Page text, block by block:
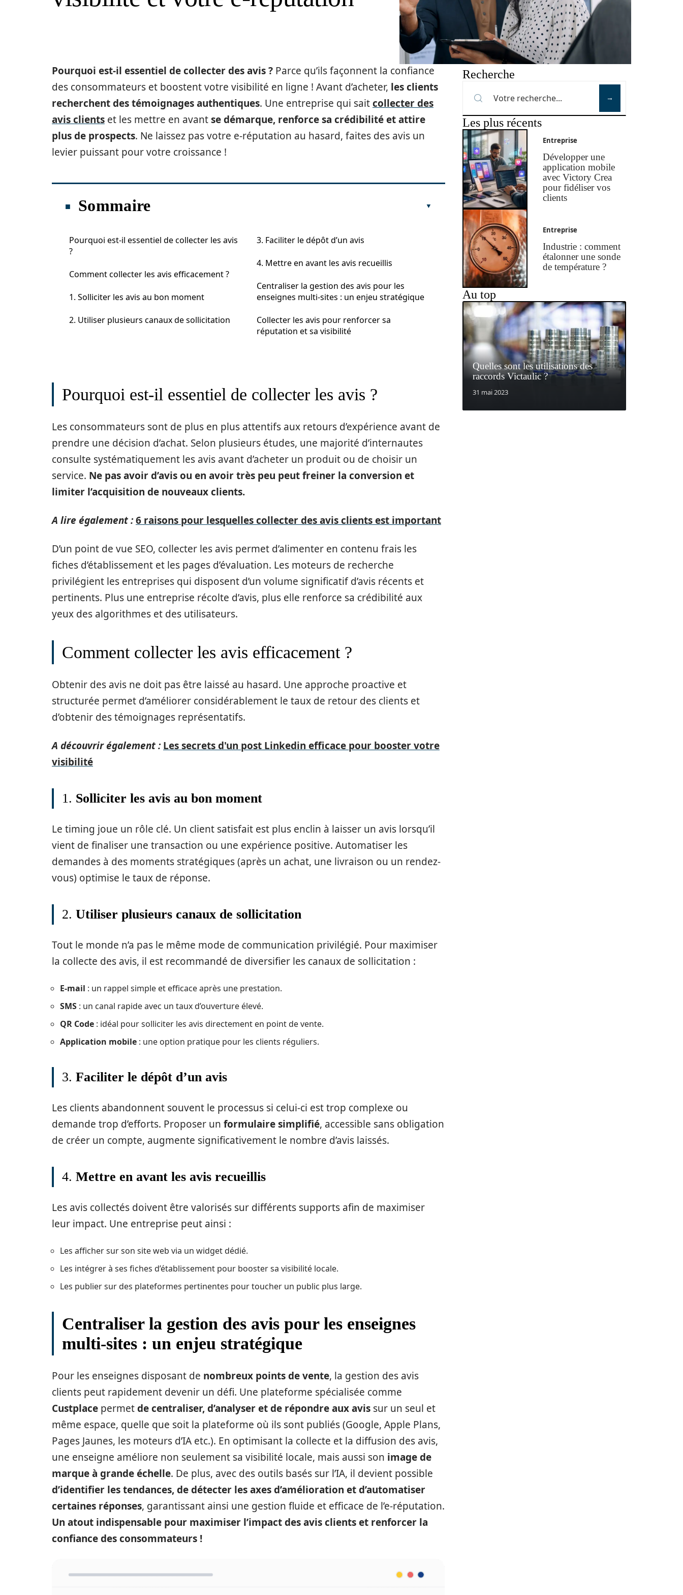
Pourquoi est-il essentiel de collecter des avis ? Parce qu’ils façonnent la confiance
des consommateurs et boostent votre visibilité en ligne ! Avant d’acheter, les clients
recherchent des témoignages authentiques. Une entreprise qui saitcollecter des
avis clients et les mettre en avantse démarque, renforce sa crédibilité et attire
plus de prospects. Ne laissez pas votre e-réputation au hasard, faites des avis un
levier puissant pour votre croissance !
Sommaire
Pourquoi est-il essentiel de collecter les avis
?
Comment collecter les avis efficacement ?
1. Solliciter les avis au bon moment
2. Utiliser plusieurs canaux de sollicitation
3. Faciliter le dépôt d’un avis
4. Mettre en avant les avis recueillis
Centraliser la gestion des avis pour les
enseignes multi-sites : un enjeu stratégique
Collecter les avis pour renforcer sa
réputation et sa visibilité
Pourquoi est-il essentiel de collecter les avis ?
Les consommateurs sont de plus en plus attentifs aux retours d’expérience avant de
prendre une décision d’achat. Selon plusieurs études, une majorité d’internautes
consulte systématiquement les avis avant d’acheter un produit ou de choisir un
service. Ne pas avoir d’avis ou en avoir très peu peut freiner la conversion et
limiter l’acquisition de nouveaux clients.
A lire également :6 raisons pour lesquelles collecter des avis clients est important
D’un point de vue SEO, collecter les avis permet d’alimenter en contenu frais les
fiches d’établissement et les pages d’évaluation. Les moteurs de recherche
privilégient les entreprises qui disposent d’un volume significatif d’avis récents et
pertinents. Plus une entreprise récolte d’avis, plus elle renforce sa crédibilité aux
yeux des algorithmes et des utilisateurs.
Comment collecter les avis efficacement ?
Obtenir des avis ne doit pas être laissé au hasard. Une approche proactive et
structurée permet d’améliorer considérablement le taux de retour des clients et
d’obtenir des témoignages représentatifs.
A découvrir également : Les secrets d'un post Linkedin efficace pour booster votre
visibilité
1. Solliciter les avis au bon moment
Le timing joue un rôle clé. Un client satisfait est plus enclin à laisser un avis lorsqu’il
vient de finaliser une transaction ou une expérience positive. Automatiser les
demandes à des moments stratégiques (après un achat, une livraison ou un rendez-
vous) optimise le taux de réponse.
2. Utiliser plusieurs canaux de sollicitation
Tout le monde n’a pas le même mode de communication privilégié. Pour maximiser
la collecte des avis, il est recommandé de diversifier les canaux de sollicitation :
E-mail : un rappel simple et efficace après une prestation.
SMS : un canal rapide avec un taux d’ouverture élevé.
QR Code : idéal pour solliciter les avis directement en point de vente.
Application mobile : une option pratique pour les clients réguliers.
3. Faciliter le dépôt d’un avis
Les clients abandonnent souvent le processus si celui-ci est trop complexe ou
demande trop d’efforts. Proposer un formulaire simplifié, accessible sans obligation
de créer un compte, augmente significativement le nombre d’avis laissés.
4. Mettre en avant les avis recueillis
Les avis collectés doivent être valorisés sur différents supports afin de maximiser
leur impact. Une entreprise peut ainsi :
Les afficher sur son site web via un widget dédié.
Les intégrer à ses fiches d’établissement pour booster sa visibilité locale.
Les publier sur des plateformes pertinentes pour toucher un public plus large.
Centraliser la gestion des avis pour les enseignes
multi-sites : un enjeu stratégique
Pour les enseignes disposant de nombreux points de vente, la gestion des avis
clients peut rapidement devenir un défi. Une plateforme spécialisée comme
Custplace permetde centraliser, d’analyser et de répondre aux avis sur un seul et
même espace, quelle que soit la plateforme où ils sont publiés (Google, Apple Plans,
Pages Jaunes, les moteurs d’IA etc.). En optimisant la collecte et la diffusion des avis,
une enseigne améliore non seulement sa visibilité locale, mais aussi son image de
marque à grande échelle. De plus, avec des outils basés sur l’IA, il devient possible
d’identifier les tendances, de détecter les axes d’amélioration et d’automatiser
certaines réponses, garantissant ainsi une gestion fluide et efficace de l’e-réputation.
Un atout indispensable pour maximiser l’impact des avis clients et renforcer la
confiance des consommateurs !
Recherche
Les plus récents
Entreprise
Développer une
application mobile
avec Victory Crea
pour fidéliser vos
clients
Entreprise
Industrie : comment
étalonner une sonde
de température ?
Au top
Quelles sont les utilisations des
raccords Victaulic ?
31 mai 2023